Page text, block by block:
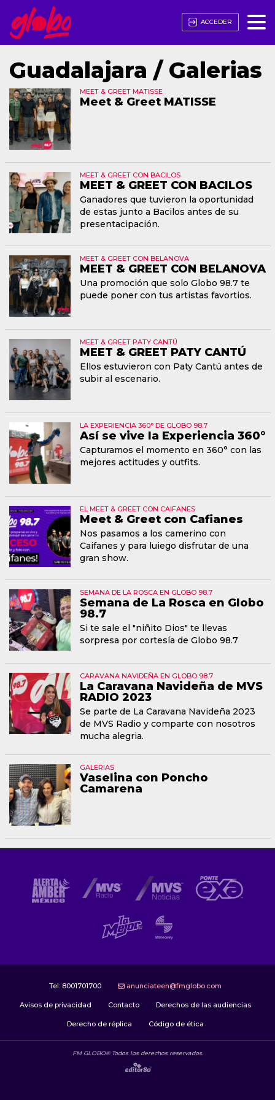
ACCEDER
Guadalajara / Galerias
MEET & GREET MATISSE
Meet & Greet MATISSE
MEET & GREET CON BACILOS
MEET & GREET CON BACILOS
Ganadores que tuvieron la oportunidad
de estas junto a Bacilos antes de su
presentacipación.
MEET & GREET CON BELANOVA
MEET & GREET CON BELANOVA
Una promoción que solo Globo 98.7 te
puede poner con tus artistas favortios.
MEET & GREET PATY CANTÚ
MEET & GREET PATY CANTÚ
Ellos estuvieron con Paty Cantú antes de
subir al escenario.
LA EXPERIENCIA 360° DE GLOBO 98.7
Así se vive la Experiencia 360°
Capturamos el momento en 360° con las
mejores actitudes y outfits.
EL MEET & GREET CON CAIFANES
Meet & Greet con Cafianes
Nos pasamos a los camerino con
Caifanes y para luiego disfrutar de una
gran show.
SEMANA DE LA ROSCA EN GLOBO 98.7
Semana de La Rosca en Globo
98.7
Si te sale el "niñito Dios" te llevas
sorpresa por cortesía de Globo 98.7
CARAVANA NAVIDEÑA EN GLOBO 98.7
La Caravana Navideña de MVS
RADIO 2023
Se parte de La Caravana Navideña 2023
de MVS Radio y comparte con nosotros
mucha alegria.
GALERIAS
Vaselina con Poncho
Camarena
Tel: 8001701700 anunciateen@fmglobo.com
Avisos de privacidad Contacto Derechos de las audiencias
Derecho de réplica Código de ética
FM GLOBO® Todos los derechos reservados.